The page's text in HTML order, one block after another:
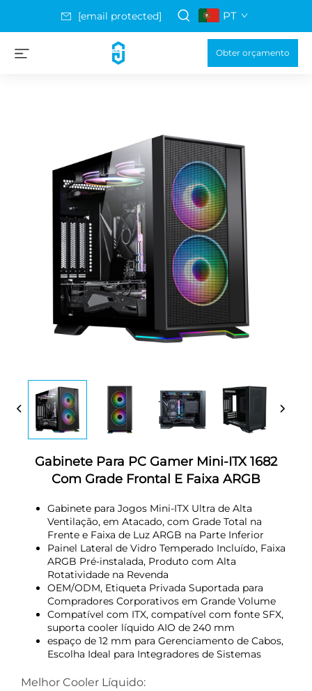
[email protected] PT
Obter orçamento
Gabinete Para PC Gamer Mini-ITX 1682
Com Grade Frontal E Faixa ARGB
Gabinete para Jogos Mini-ITX Ultra de Alta
Ventilação, em Atacado, com Grade Total na
Frente e Faixa de Luz ARGB na Parte Inferior
Painel Lateral de Vidro Temperado Incluído, Faixa
ARGB Pré-instalada, Produto com Alta
Rotatividade na Revenda
OEM/ODM, Etiqueta Privada Suportada para
Compradores Corporativos em Grande Volume
Compatível com ITX, compatível com fonte SFX,
suporta cooler líquido AIO de 240 mm
espaço de 12 mm para Gerenciamento de Cabos,
Escolha Ideal para Integradores de Sistemas
Melhor Cooler Líquido: